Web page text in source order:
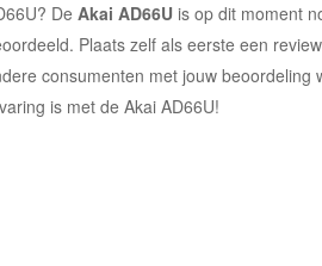
De Akai AD66U is op dit moment
Plaats zelf als eerste een
consumenten met jouw beoordeling
is met de Akai AD66U!